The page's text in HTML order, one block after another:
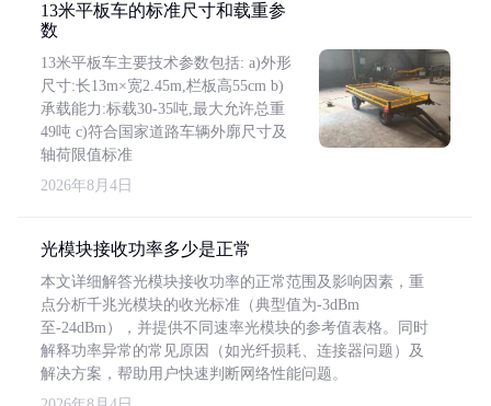
13米平板车的标准尺寸和载重参
数
13米平板车主要技术参数包括: a)外形
尺寸:长13m×宽2.45m,栏板高55cm b)
承载能力:标载30-35吨,最大允许总重
49吨 c)符合国家道路车辆外廓尺寸及
轴荷限值标准
2026年8月4日
光模块接收功率多少是正常
本文详细解答光模块接收功率的正常范围及影响因素，重
点分析千兆光模块的收光标准（典型值为-3dBm
至-24dBm），并提供不同速率光模块的参考值表格。同时
解释功率异常的常见原因（如光纤损耗、连接器问题）及
解决方案，帮助用户快速判断网络性能问题。